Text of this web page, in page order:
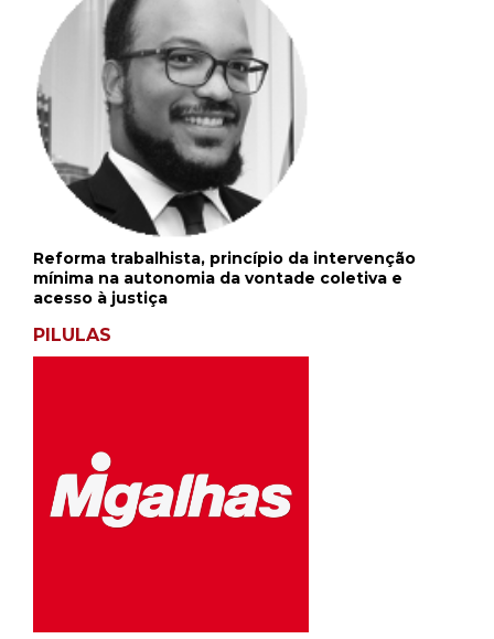
Reforma trabalhista, princípio da intervenção
mínima na autonomia da vontade coletiva e
acesso à justiça
PILULAS